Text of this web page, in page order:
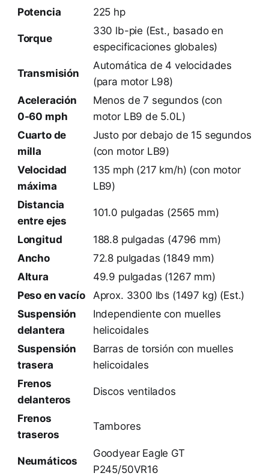
Potencia
225 hp
Torque
330 lb-pie (Est., basado en
especificaciones globales)
Transmisión
Automática de 4 velocidades
(para motor L98)
Aceleración
0-60 mph
Menos de 7 segundos (con
motor LB9 de 5.0L)
Cuarto de
milla
Justo por debajo de 15 segundos
(con motor LB9)
Velocidad
máxima
135 mph (217 km/h) (con motor
LB9)
Distancia
entre ejes
101.0 pulgadas (2565 mm)
Longitud
188.8 pulgadas (4796 mm)
Ancho
72.8 pulgadas (1849 mm)
Altura
49.9 pulgadas (1267 mm)
Peso en vacío
Aprox. 3300 lbs (1497 kg) (Est.)
Suspensión
delantera
Independiente con muelles
helicoidales
Suspensión
trasera
Barras de torsión con muelles
helicoidales
Frenos
delanteros
Discos ventilados
Frenos
traseros
Tambores
Neumáticos
Goodyear Eagle GT
P245/50VR16